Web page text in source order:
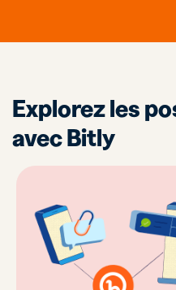
Explorez les
avec Bitly